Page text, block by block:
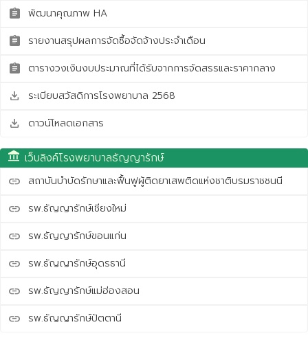
assignment พัฒนาคุณภาพ HA
assignment รายงานสรุปผลการจัดซื้อจัดจ้างประจำเดือน
assignment ตารางวงเงินงบประมาณที่ได้รับจากการจัดสรรและราคากลาง
save_alt ระเบียบสวัสดิการโรงพยาบาล 2568
save_alt ดาวน์โหลดเอกสาร
account_balance เว็บลิงค์โรงพยาบาลธัญญารักษ์
link สถาบันบำบัดรักษาและฟื้นฟูผู้ติดยาเสพติดแห่งชาติบรมราชชนนี
link รพ.ธัญญารักษ์เชียงใหม่
link รพ.ธัญญารักษ์ขอนแก่น
link รพ.ธัญญารักษ์อุดรธานี
link รพ.ธัญญารักษ์แม่ฮ่องสอน
link รพ.ธัญญารักษ์ปัตตานี